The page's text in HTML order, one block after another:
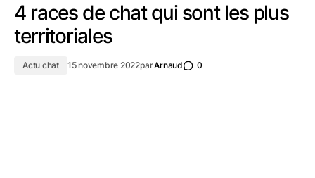
4 races de chat qui sont les plus
territoriales
Actu chat 15 novembre 2022parArnaud 0